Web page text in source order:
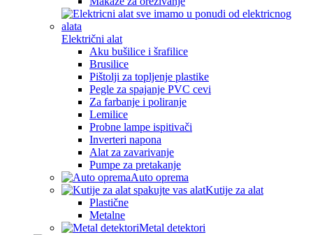
Električni alat
Aku bušilice i šrafilice
Brusilice
Pištolji za topljenje plastike
Pegle za spajanje PVC cevi
Za farbanje i poliranje
Lemilice
Probne lampe ispitivači
Inverteri napona
Alat za zavarivanje
Pumpe za pretakanje
Auto oprema
Kutije za alat
Plastične
Metalne
Metal detektori